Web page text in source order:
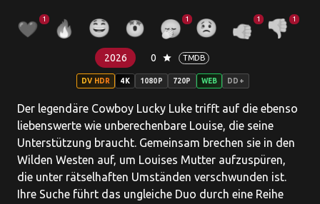
1 1 1 1
2026 0 star TMDB
DV HDR 4K 1080P 720P WEB DD+
Der legendäre Cowboy Lucky Luke trifft auf die ebenso
liebenswerte wie unberechenbare Louise, die seine
Unterstützung braucht. Gemeinsam brechen sie in den
Wilden Westen auf, um Louises Mutter aufzuspüren,
die unter rätselhaften Umständen verschwunden ist.
Ihre Suche führt das ungleiche Duo durch eine Reihe